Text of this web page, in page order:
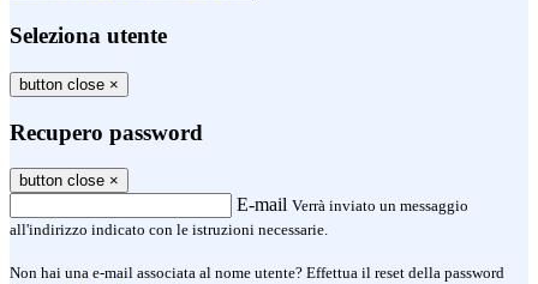
Seleziona utente
button close ×
Recupero password
button close ×
E-mail Verrà inviato un messaggio
all'indirizzo indicato con le istruzioni necessarie.
Non hai una e-mail associata al nome utente? Effettua il reset della password